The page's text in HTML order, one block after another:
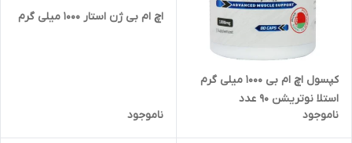
کپسول اچ ام بی 1000 میلی گرم
استلا نوتریشن 90 عدد
ناموجود
اچ ام بی ژن استار 1000 میلی گرم
ناموجود